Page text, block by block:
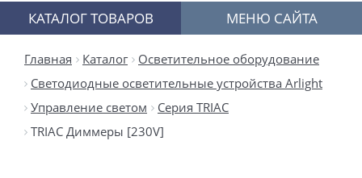
КАТАЛОГ ТОВАРОВ МЕНЮ САЙТА
Главная Каталог
Осветительное оборудование
Светодиодные осветительные устройства Arlight
Управление светом
Серия TRIAC
TRIAC Диммеры [230V]